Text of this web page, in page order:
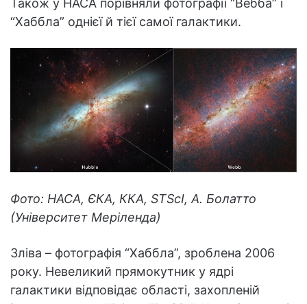
Також у НАСА порівняли фотографії “Вебба” і
“Хаббла” однієї й тієї самої галактики.
Фото: НАСА, ЄКА, ККА, STScI, А. Болатто
(Університет Меріленда)
Зліва – фотографія “Хаббла”, зроблена 2006
року. Невеликий прямокутник у ядрі
галактики відповідає області, захопленій